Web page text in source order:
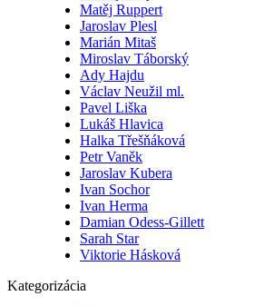
Matěj Ruppert
Jaroslav Plesl
Marián Mitaš
Miroslav Táborský
Ady Hajdu
Václav Neužil ml.
Pavel Liška
Lukáš Hlavica
Halka Třešňáková
Petr Vaněk
Jaroslav Kubera
Ivan Sochor
Ivan Herma
Damian Odess-Gillett
Sarah Star
Viktorie Hásková
Kategorizácia